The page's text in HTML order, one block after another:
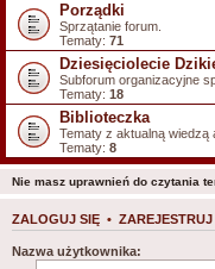
Porządki
Sprzątanie forum.
Tematy: 71
Dziesięciolecie
Subforum organizacyjne
Tematy: 18
Biblioteczka
Tematy z aktualną wiedzą
Tematy: 8
Nie masz uprawnień do czytania
ZALOGUJ SIĘ • ZAREJESTRUJ
Nazwa użytkownika: